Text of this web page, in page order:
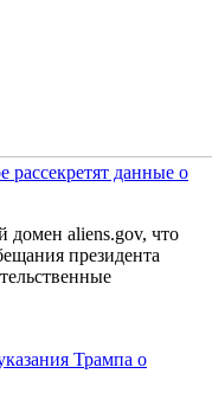
данные о
aliens.gov, что
президента
Трампа о